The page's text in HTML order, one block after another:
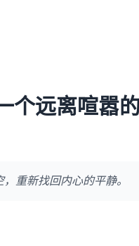
个远离喧嚣
重新找回内心的平静。